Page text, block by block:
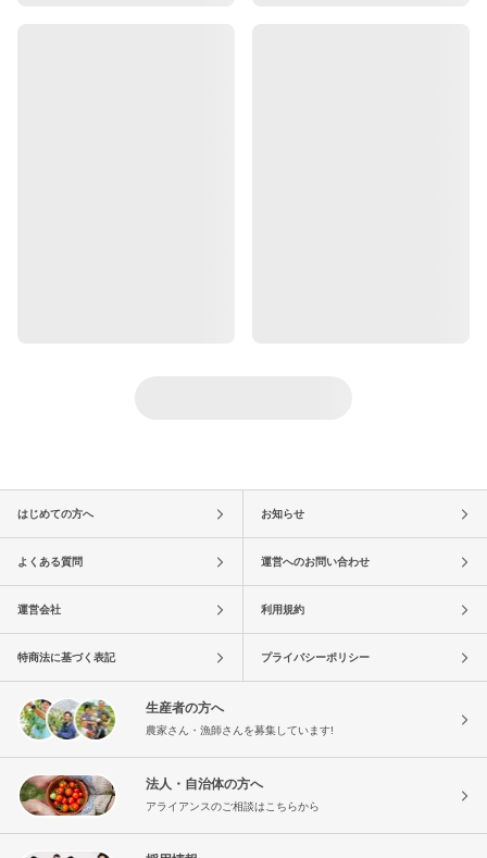
はじめての方へ お知らせ
よくある質問 運営へのお問い合わせ
運営会社 利用規約
特商法に基づく表記 プライバシーポリシー
生産者の方へ
農家さん・漁師さんを募集しています!
法人・自治体の方へ
アライアンスのご相談はこちらから